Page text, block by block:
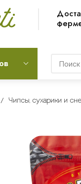
Чипсы, сухарики и